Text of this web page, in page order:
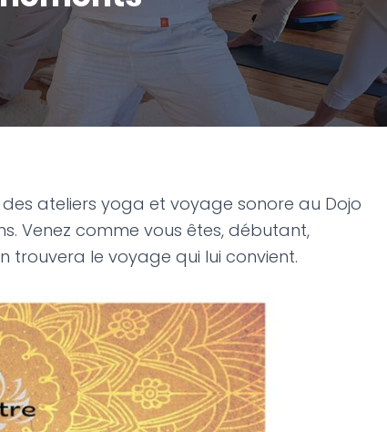
des ateliers yoga et voyage sonore au Dojo
Venez comme vous êtes, débutant,
le voyage qui lui convient.